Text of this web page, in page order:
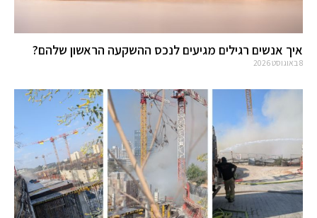
איך אנשים רגילים מגיעים לנכס ההשקעה הראשון שלהם?
8 באוגוסט 2026